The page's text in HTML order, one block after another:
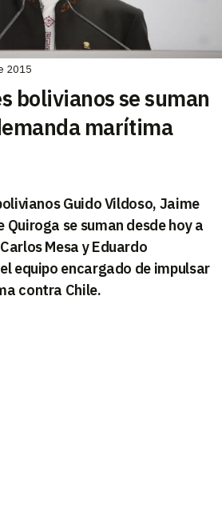
2015
bolivianos se suman
marítima
Guido Vildoso, Jaime
Quiroga se suman desde hoy a
Mesa y Eduardo
equipo encargado de impulsar
contra Chile.